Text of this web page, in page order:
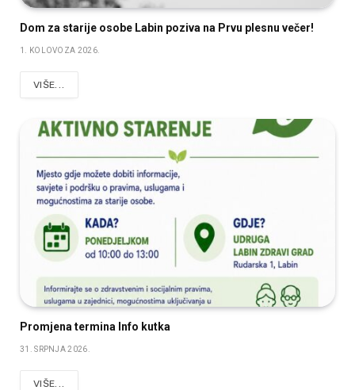
Dom za starije osobe Labin poziva na Prvu plesnu večer!
1. KOLOVOZA 2026.
VIŠE...
Promjena termina Info kutka
31. SRPNJA 2026.
VIŠE...